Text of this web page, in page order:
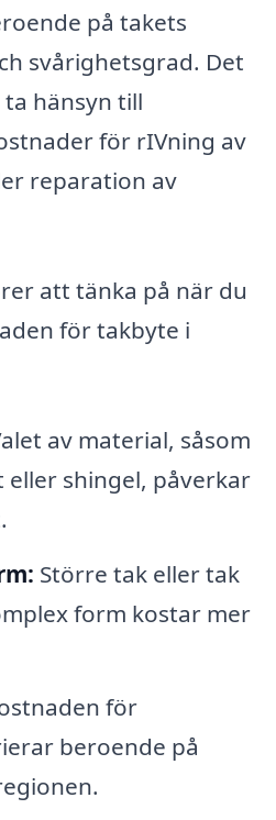
på takets
svårighetsgrad. Det
hänsyn till
för rIVning av
reparation av
att tänka på när du
för takbyte i
av material, såsom
eller shingel, påverkar
Större tak eller tak
form kostar mer
för
beroende på